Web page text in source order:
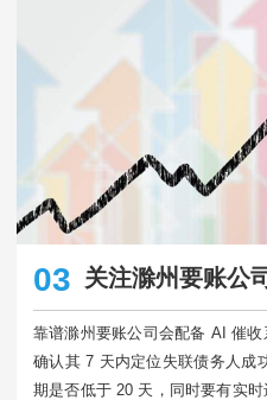
03 关注滁州要账公
靠谱滁州要账公司会配备 AI 催
确认其 7 天内定位失联债务人成
期是否低于 20 天，同时要有实